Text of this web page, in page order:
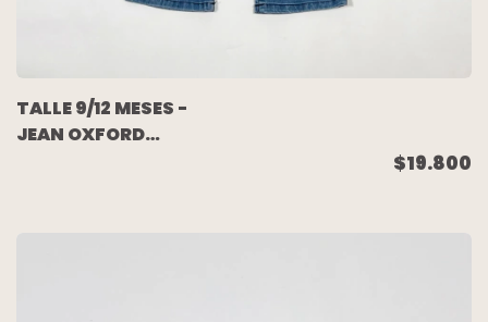
TALLE 9/12 MESES -
JEAN OXFORD
$19.800